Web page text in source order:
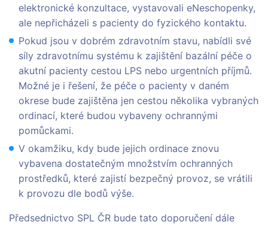
elektronické konzultace, vystavovali eNeschopenky,
ale nepřicházeli s pacienty do fyzického kontaktu.
Pokud jsou v dobrém zdravotním stavu, nabídli své
síly zdravotnímu systému k zajištění bazální péče o
akutní pacienty cestou LPS nebo urgentních příjmů.
Možné je i řešení, že péče o pacienty v daném
okrese bude zajištěna jen cestou několika vybraných
ordinací, které budou vybaveny ochrannými
pomůckami.
V okamžiku, kdy bude jejich ordinace znovu
vybavena dostatečným množstvím ochranných
prostředků, které zajistí bezpečný provoz, se vrátili
k provozu dle bodů výše.
Předsednictvo SPL ČR bude tato doporučení dále